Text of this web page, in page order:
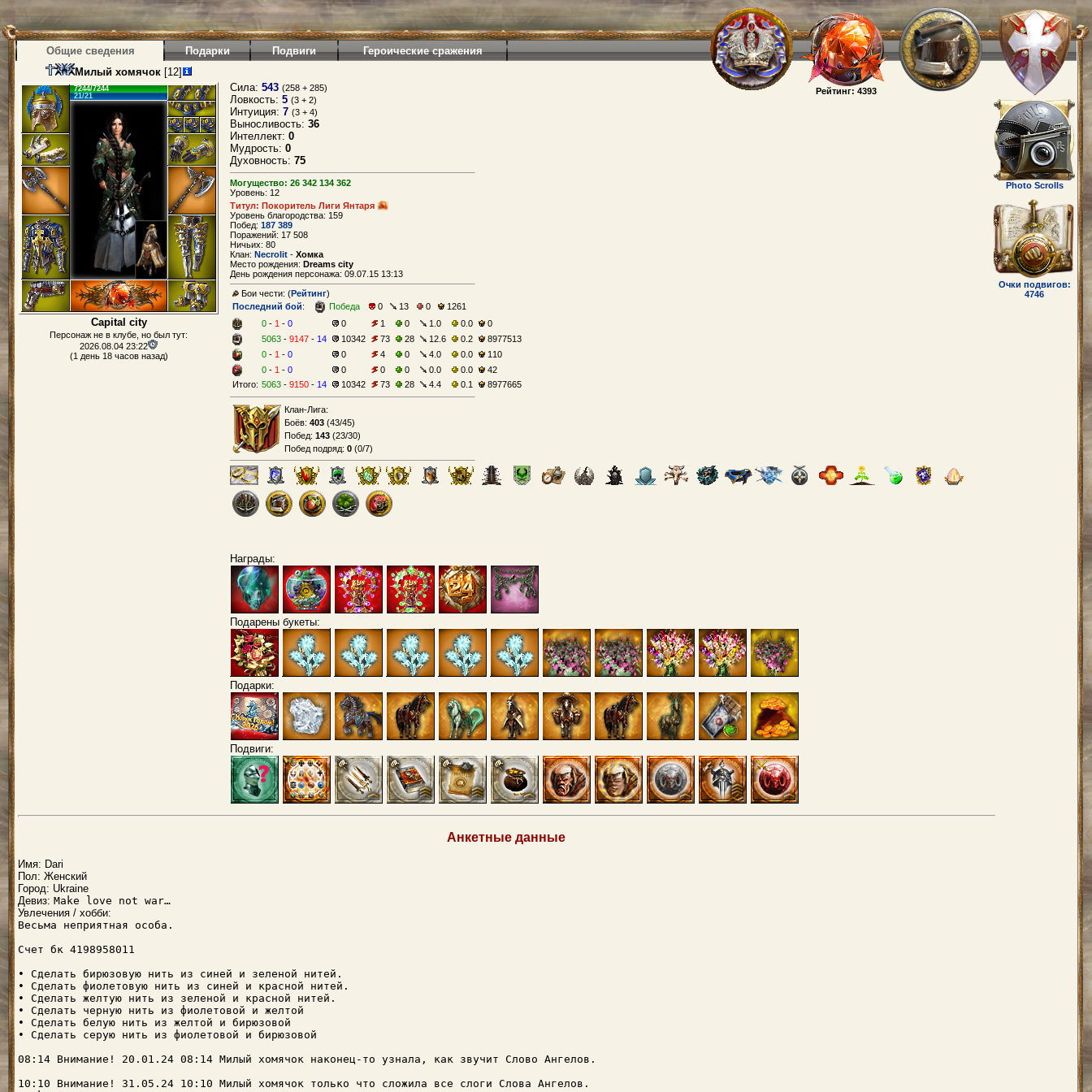
Рейтинг: 4393
Photo Scrolls
Очки подвигов:
4746
Общие сведения Подарки Подвиги
Героические сражения
Милый хомячок [12]
7244/7244
21/21
Capital city
Персонаж не в клубе, но был тут:
2026.08.04 23:22
(1 день 18 часов назад)
Сила: 543 (258 + 285)
Ловкость: 5 (3 + 2)
Интуиция: 7 (3 + 4)
Выносливость: 36
Интеллект: 0
Мудрость: 0
Духовность: 75
Могущество: 26 342 134 362
Уровень: 12
Титул: Покоритель Лиги Янтаря
Уровень благородства: 159
Побед: 187 389
Поражений: 17 508
Ничьих: 80
Клан: Necrolit - Хомка
Место рождения: Dreams city
День рождения персонажа: 09.07.15 13:13
Бои чести: (Рейтинг)
Последний бой: Победа 0 13 0
1261
0 - 1 - 0 0 1 0 1.0 0.0
0
5063 - 9147 - 14 10342 73 28 12.6 0.2
8977513
0 - 1 - 0 0 4 0 4.0 0.0
110
0 - 1 - 0 0 0 0 0.0 0.0
42
Итого: 5063 - 9150 - 14 10342 73 28 4.4 0.1 8977665
Клан-Лига:
Боёв: 403 (43/45)
Побед: 143 (23/30)
Побед подряд: 0 (0/7)
Награды:
Подарены букеты:
Подарки:
Подвиги:
Анкетные данные
Имя: Dari
Пол: Женский
Город: Ukraine
Девиз: Make love not war…
Увлечения / хобби:
Весьма неприятная особа.
Счет бк 4198958011
• Сделать бирюзовую нить из синей и зеленой нитей.
• Сделать фиолетовую нить из синей и красной нитей.
• Сделать желтую нить из зеленой и красной нитей.
• Сделать черную нить из фиолетовой и желтой
• Сделать белую нить из желтой и бирюзовой
• Сделать серую нить из фиолетовой и бирюзовой
08:14 Внимание! 20.01.24 08:14 Милый хомячок наконец-то узнала, как звучит Слово Ангелов.
10:10 Внимание! 31.05.24 10:10 Милый хомячок только что сложила все слоги Слова Ангелов.